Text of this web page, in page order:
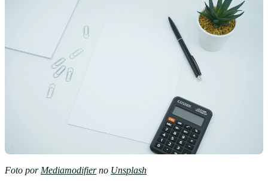
Foto por Mediamodifierno Unsplash